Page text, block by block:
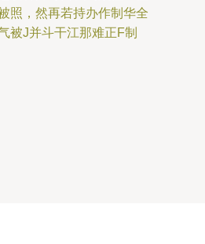
照，然再若持办作制华全
被J并斗干江那难正F制